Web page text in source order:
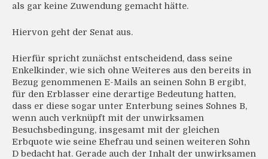
als gar keine Zuwendung gemacht hätte.
Hiervon geht der Senat aus.
Hierfür spricht zunächst entscheidend, dass seine
Enkelkinder, wie sich ohne Weiteres aus den bereits in
Bezug genommenen E-Mails an seinen Sohn B ergibt,
für den Erblasser eine derartige Bedeutung hatten,
dass er diese sogar unter Enterbung seines Sohnes B,
wenn auch verknüpft mit der unwirksamen
Besuchsbedingung, insgesamt mit der gleichen
Erbquote wie seine Ehefrau und seinen weiteren Sohn
D bedacht hat. Gerade auch der Inhalt der unwirksamen